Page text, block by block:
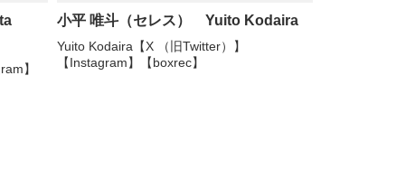
】
小平 唯斗（セレス） Yuito Kodaira
Yuito Kodaira【X （旧Twitter）】
【Instagram】【boxrec】